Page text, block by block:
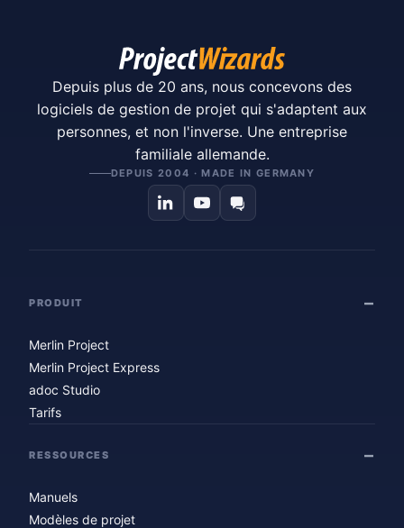
Depuis plus de 20 ans, nous concevons des
logiciels de gestion de projet qui s'adaptent aux
personnes, et non l'inverse. Une entreprise
familiale allemande.
DEPUIS 2004 · MADE IN GERMANY
PRODUIT
Merlin Project
Merlin Project Express
adoc Studio
Tarifs
RESSOURCES
Manuels
Modèles de projet